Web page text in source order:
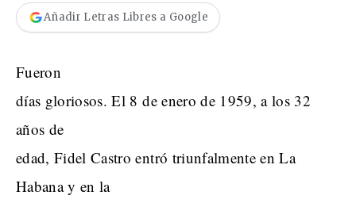
Añadir Letras Libres a Google
Fueron
días gloriosos. El 8 de enero de 1959, a los 32
años de
edad, Fidel Castro entró triunfalmente en La
Habana y en la